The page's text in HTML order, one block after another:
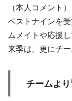
（本人コメント）
ベストナインを
ムメイトや応援
来季は、更にチ
チームよ